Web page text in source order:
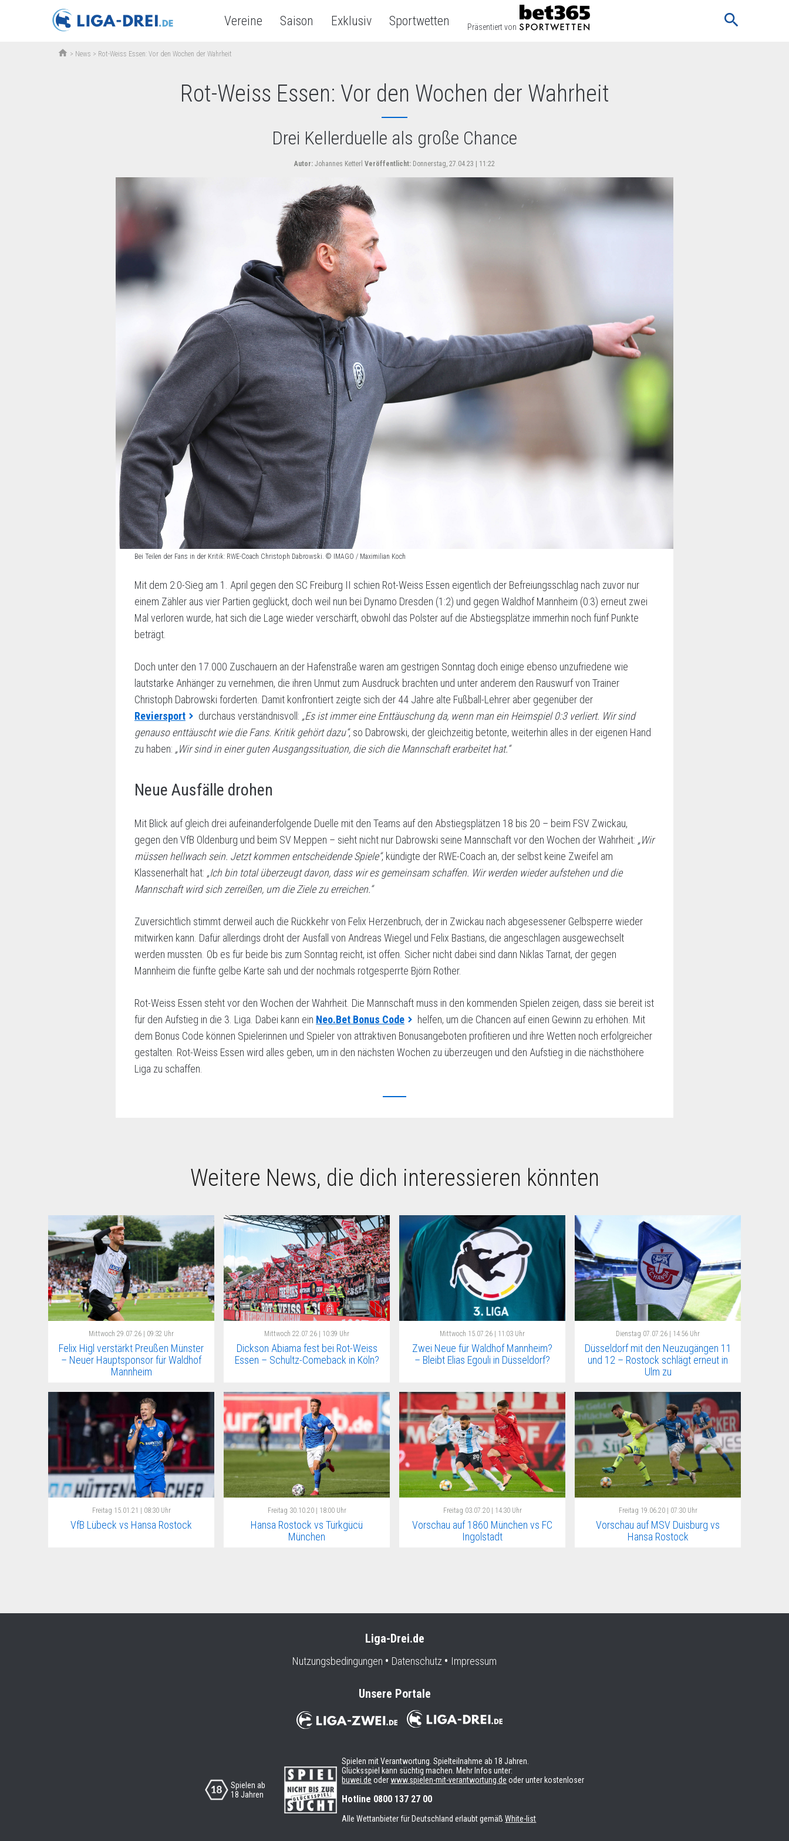
Vereine Saison Exklusiv Sportwetten Präsentiert von search
home > News > Rot-Weiss Essen: Vor den Wochen der Wahrheit
Rot-Weiss Essen: Vor den Wochen der Wahrheit
Drei Kellerduelle als große Chance
Autor: Johannes Ketterl Veröffentlicht: Donnerstag, 27.04.23 | 11:22
Bei Teilen der Fans in der Kritik: RWE-Coach Christoph Dabrowski. © IMAGO / Maximilian Koch
Mit dem 2:0-Sieg am 1. April gegen den SC Freiburg II schien Rot-Weiss Essen eigentlich der Befreiungsschlag nach zuvor nur
einem Zähler aus vier Partien geglückt, doch weil nun bei Dynamo Dresden (1:2) und gegen Waldhof Mannheim (0:3) erneut zwei
Mal verloren wurde, hat sich die Lage wieder verschärft, obwohl das Polster auf die Abstiegsplätze immerhin noch fünf Punkte
beträgt.
Doch unter den 17.000 Zuschauern an der Hafenstraße waren am gestrigen Sonntag doch einige ebenso unzufriedene wie
lautstarke Anhänger zu vernehmen, die ihren Unmut zum Ausdruck brachten und unter anderem den Rauswurf von Trainer
Christoph Dabrowski forderten. Damit konfrontiert zeigte sich der 44 Jahre alte Fußball-Lehrer aber gegenüber der
Reviersport
durchaus verständnisvoll: „Es ist immer eine Enttäuschung da, wenn man ein Heimspiel 0:3 verliert. Wir sind
genauso enttäuscht wie die Fans. Kritik gehört dazu“, so Dabrowski, der gleichzeitig betonte, weiterhin alles in der eigenen Hand
zu haben: „Wir sind in einer guten Ausgangssituation, die sich die Mannschaft erarbeitet hat.“
Neue Ausfälle drohen
Mit Blick auf gleich drei aufeinanderfolgende Duelle mit den Teams auf den Abstiegsplätzen 18 bis 20 – beim FSV Zwickau,
gegen den VfB Oldenburg und beim SV Meppen – sieht nicht nur Dabrowski seine Mannschaft vor den Wochen der Wahrheit: „Wir
müssen hellwach sein. Jetzt kommen entscheidende Spiele“, kündigte der RWE-Coach an, der selbst keine Zweifel am
Klassenerhalt hat: „Ich bin total überzeugt davon, dass wir es gemeinsam schaffen. Wir werden wieder aufstehen und die
Mannschaft wird sich zerreißen, um die Ziele zu erreichen.“
Zuversichtlich stimmt derweil auch die Rückkehr von Felix Herzenbruch, der in Zwickau nach abgesessener Gelbsperre wieder
mitwirken kann. Dafür allerdings droht der Ausfall von Andreas Wiegel und Felix Bastians, die angeschlagen ausgewechselt
werden mussten. Ob es für beide bis zum Sonntag reicht, ist offen. Sicher nicht dabei sind dann Niklas Tarnat, der gegen
Mannheim die fünfte gelbe Karte sah und der nochmals rotgesperrte Björn Rother.
Rot-Weiss Essen steht vor den Wochen der Wahrheit. Die Mannschaft muss in den kommenden Spielen zeigen, dass sie bereit ist
für den Aufstieg in die 3. Liga. Dabei kann ein Neo.Bet Bonus Code
helfen, um die Chancen auf einen Gewinn zu erhöhen. Mit
dem Bonus Code können Spielerinnen und Spieler von attraktiven Bonusangeboten profitieren und ihre Wetten noch erfolgreicher
gestalten. Rot-Weiss Essen wird alles geben, um in den nächsten Wochen zu überzeugen und den Aufstieg in die nächsthöhere
Liga zu schaffen.
Weitere News, die dich interessieren könnten
Mittwoch 29.07.26 | 09:32 Uhr
Felix Higl verstärkt Preußen Münster
– Neuer Hauptsponsor für Waldhof
Mannheim
Mittwoch 22.07.26 | 10:39 Uhr
Dickson Abiama fest bei Rot-Weiss
Essen – Schultz-Comeback in Köln?
Mittwoch 15.07.26 | 11:03 Uhr
Zwei Neue für Waldhof Mannheim?
– Bleibt Elias Egouli in Düsseldorf?
Dienstag 07.07.26 | 14:56 Uhr
Düsseldorf mit den Neuzugängen 11
und 12 – Rostock schlägt erneut in
Ulm zu
Freitag 15.01.21 | 08:30 Uhr
VfB Lübeck vs Hansa Rostock
Freitag 30.10.20 | 18:00 Uhr
Hansa Rostock vs Türkgücü
München
Freitag 03.07.20 | 14:30 Uhr
Vorschau auf 1860 München vs FC
Ingolstadt
Freitag 19.06.20 | 07:30 Uhr
Vorschau auf MSV Duisburg vs
Hansa Rostock
Liga-Drei.de
Nutzungsbedingungen Datenschutz Impressum
Unsere Portale
Spielen ab
18 Jahren
Spielen mit Verantwortung. Spielteilnahme ab 18 Jahren.
Glücksspiel kann süchtig machen. Mehr Infos unter:
buwei.de oderwww.spielen-mit-verantwortung.de oder unter kostenloser
Hotline 0800 137 27 00
Alle Wettanbieter für Deutschland erlaubt gemäßWhite-list